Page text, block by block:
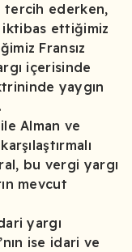
tercih ederken,
iktibas ettiğimiz
Fransız
içerisinde
yaygın
Alman ve
bu vergi yargı
mevcut
yargı
ise idari ve